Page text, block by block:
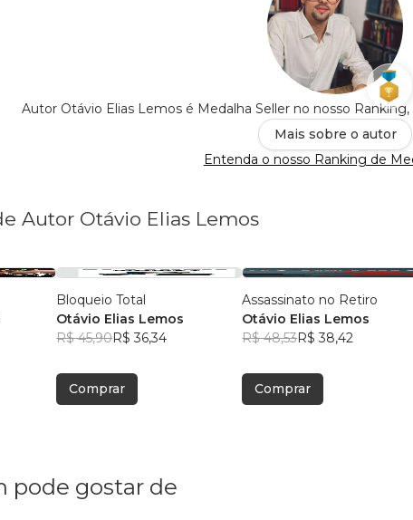
Autor Otávio Elias Lemos é Medalha Seller no nosso
Mais sobre o autor
Entenda o nosso Ranking de
Autor Otávio Elias Lemos
Bloqueio Total
Otávio Elias Lemos
R$ 45,90R$ 36,34
Comprar
Assassinato no Retiro
Otávio Elias Lemos
R$ 48,53R$ 38,42
Comprar
pode gostar de